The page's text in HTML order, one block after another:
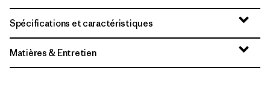
Spécifications et caractéristiques
Matières & Entretien